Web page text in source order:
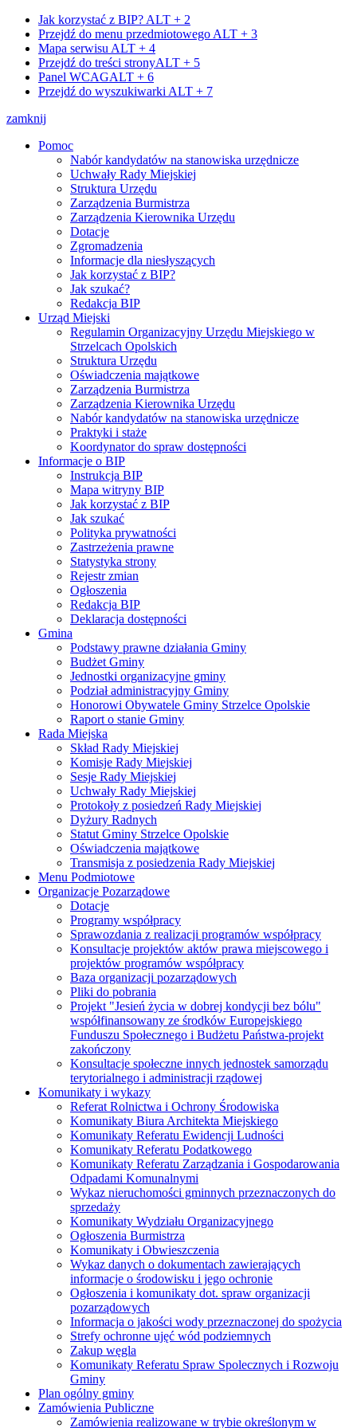
Jak korzystać z BIP? ALT + 2
Przejdź do menu przedmiotowego ALT + 3
Mapa serwisu ALT + 4
Przejdź do treści stronyALT + 5
Panel WCAGALT + 6
Przejdź do wyszukiwarki ALT + 7
zamknij
Pomoc
Nabór kandydatów na stanowiska urzędnicze
Uchwały Rady Miejskiej
Struktura Urzędu
Zarządzenia Burmistrza
Zarządzenia Kierownika Urzędu
Dotacje
Zgromadzenia
Informacje dla niesłyszących
Jak korzystać z BIP?
Jak szukać?
Redakcja BIP
Urząd Miejski
Regulamin Organizacyjny Urzędu Miejskiego w
Strzelcach Opolskich
Struktura Urzędu
Oświadczenia majątkowe
Zarządzenia Burmistrza
Zarządzenia Kierownika Urzędu
Nabór kandydatów na stanowiska urzędnicze
Praktyki i staże
Koordynator do spraw dostępności
Informacje o BIP
Instrukcja BIP
Mapa witryny BIP
Jak korzystać z BIP
Jak szukać
Polityka prywatności
Zastrzeżenia prawne
Statystyka strony
Rejestr zmian
Ogłoszenia
Redakcja BIP
Deklaracja dostępności
Gmina
Podstawy prawne działania Gminy
Budżet Gminy
Jednostki organizacyjne gminy
Podział administracyjny Gminy
Honorowi Obywatele Gminy Strzelce Opolskie
Raport o stanie Gminy
Rada Miejska
Skład Rady Miejskiej
Komisje Rady Miejskiej
Sesje Rady Miejskiej
Uchwały Rady Miejskiej
Protokoły z posiedzeń Rady Miejskiej
Dyżury Radnych
Statut Gminy Strzelce Opolskie
Oświadczenia majątkowe
Transmisja z posiedzenia Rady Miejskiej
Menu Podmiotowe
Organizacje Pozarządowe
Dotacje
Programy współpracy
Sprawozdania z realizacji programów współpracy
Konsultacje projektów aktów prawa miejscowego i
projektów programów współpracy
Baza organizacji pozarządowych
Pliki do pobrania
Projekt "Jesień życia w dobrej kondycji bez bólu"
współfinansowany ze środków Europejskiego
Funduszu Społecznego i Budżetu Państwa-projekt
zakończony
Konsultacje społeczne innych jednostek samorządu
terytorialnego i administracji rządowej
Komunikaty i wykazy
Referat Rolnictwa i Ochrony Środowiska
Komunikaty Biura Architekta Miejskiego
Komunikaty Referatu Ewidencji Ludności
Komunikaty Referatu Podatkowego
Komunikaty Referatu Zarządzania i Gospodarowania
Odpadami Komunalnymi
Wykaz nieruchomości gminnych przeznaczonych do
sprzedaży
Komunikaty Wydziału Organizacyjnego
Ogłoszenia Burmistrza
Komunikaty i Obwieszczenia
Wykaz danych o dokumentach zawierających
informacje o środowisku i jego ochronie
Ogłoszenia i komunikaty dot. spraw organizacji
pozarządowych
Informacja o jakości wody przeznaczonej do spożycia
Strefy ochronne ujęć wód podziemnych
Zakup węgla
Komunikaty Referatu Spraw Spolecznych i Rozwoju
Gminy
Plan ogólny gminy
Zamówienia Publiczne
Zamówienia realizowane w trybie określonym w